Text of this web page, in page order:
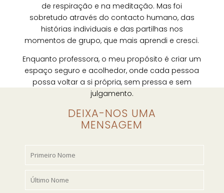
de respiração e na meditação. Mas foi
sobretudo através do contacto humano, das
histórias individuais e das partilhas nos
momentos de grupo, que mais aprendi e cresci.
Enquanto professora, o meu propósito é criar um
espaço seguro e acolhedor, onde cada pessoa
possa voltar a si própria, sem pressa e sem
julgamento.
DEIXA-NOS UMA
MENSAGEM